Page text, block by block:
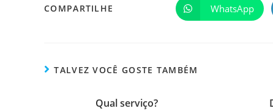
COMPARTILHE WhatsApp
TALVEZ VOCÊ GOSTE TAMBÉM
Qual serviço?